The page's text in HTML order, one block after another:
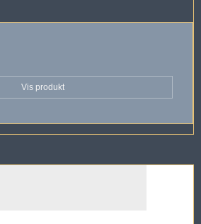
Vis produkt